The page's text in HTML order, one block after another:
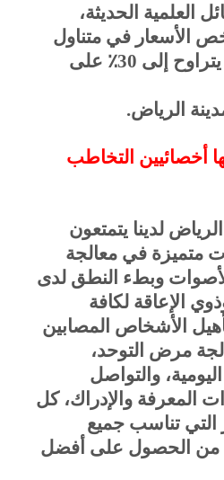
العلمية الحديثة،
الأسعار في متناول
الجميع ويوجد خصم يتراوح إلى 30٪ على
الرياض.
أخصائيين التخاطب
لدينا يتمتعون
متميزة في معالجة
وبطء النطق لدى
الإعاقة لكافة
الأشخاص المصابين
مرض التوحد،
والتواصل
المعرفة والإدراك، كل
تناسب جميع
من الحصول على أفضل